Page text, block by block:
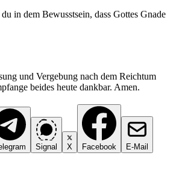
in dem Bewusstsein, dass Gottes Gnade
und Vergebung nach dem Reichtum
beides heute dankbar. Amen.
Signal X Facebook E-Mail